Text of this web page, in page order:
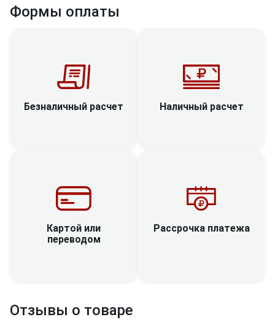
Формы оплаты
Безналичный расчет Наличный расчет
Картой или
переводом
Рассрочка платежа
Отзывы о товаре